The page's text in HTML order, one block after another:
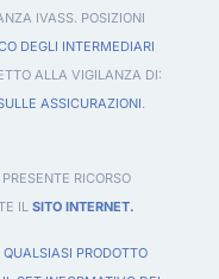
IVASS. POSIZIONI
DEGLI INTERMEDIARI
ALLA VIGILANZA DI:
ASSICURAZIONI.
RICORSO
IL SITO INTERNET.
PRODOTTO